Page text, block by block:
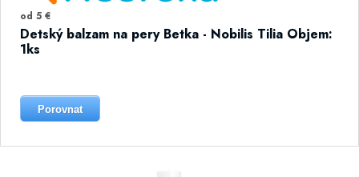
od 5 €
Detský balzam na pery Betka - Nobilis Tilia Objem:
1ks
Porovnat